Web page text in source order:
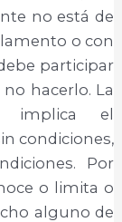
no está de
o con
participar
hacerlo. La
implica el
condiciones,
Por
o limita o
alguno de